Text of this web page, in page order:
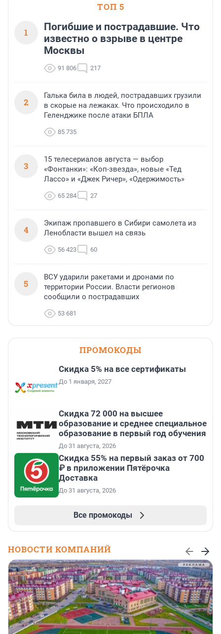
ТОП 5
1
Погибшие и пострадавшие. Что
известно о взрыве в центре
Москвы
91 806 217
2
Галька била в людей, пострадавших грузили
в скорые на лежаках. Что происходило в
Геленджике после атаки БПЛА
85 735
3
15 телесериалов августа — выбор
«Фонтанки»: «Коп-звезда», новые «Тед
Лассо» и «Джек Ричер», «Одержимость»
65 284 27
4
Экипаж пропавшего в Сибири самолета из
Ленобласти вышел на связь
56 423 60
5
ВСУ ударили ракетами и дронами по
территории России. Власти регионов
сообщили о пострадавших
53 681
ПРОМОКОДЫ
Скидка 5% на все сертификаты
До 1 января, 2027
Скидка 72 000 на высшее
образование и среднее специальное
образование в первый год обучения
До 31 августа, 2026
Скидка 55% на первый заказ от 700
₽ в приложении Пятёрочка
Доставка
До 31 августа, 2026
Все промокоды
НОВОСТИ КОМПАНИЙ